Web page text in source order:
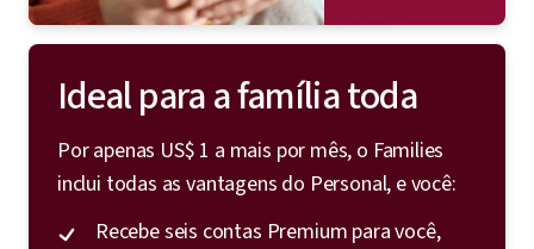
Ideal para a família toda
Por apenas US$ 1 a mais por mês, o Families
inclui todas as vantagens do Personal, e você:
Recebe seis contas Premium para você,